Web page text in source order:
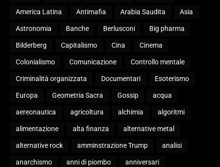
America Latina Antimafia Arabia Saudita Asia
Astronomia Banche Berlusconi Big pharma
Bilderberg Capitalismo Cina Cinema
Colonialismo Comunicazione Controllo mentale
Criminalità organizzata Documentari Esoterismo
Europa Geometria Sacra Gossip acqua
aereonautica agricoltura alchimia algoritmi
alimentazione alta finanza alternative metal
alternative rock amminstrazione Trump analisi
anarchismo anni di piombo anniversari